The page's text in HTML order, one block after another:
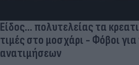
Είδος... πολυτελείας τα
τιμές στο μοσχάρι - Φόβοι για
ανατιμήσεων